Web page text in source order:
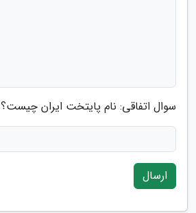
سوال اتفاقی: نام پایتخت ایران چیست؟
ارسال